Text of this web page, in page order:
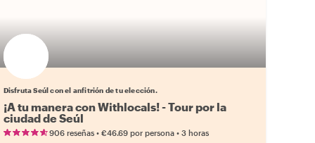
Disfruta Seúl con el anfitrión de tu elección.
¡A tu manera con Withlocals! - Tour por la
ciudad de Seúl
906 reseñas• €46.69 por persona• 3 horas